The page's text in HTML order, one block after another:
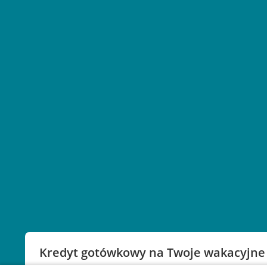
Kredyt gotówkowy na Twoje